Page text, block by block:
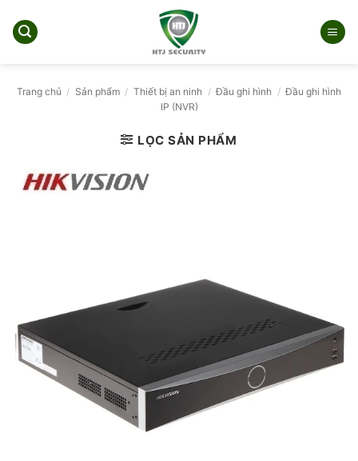
qua
Trang chủ / Sản phẩm / Thiết bị an ninh / Đầu ghi hình / Đầu ghi hình
IP (NVR)
LỌC SẢN PHẨM